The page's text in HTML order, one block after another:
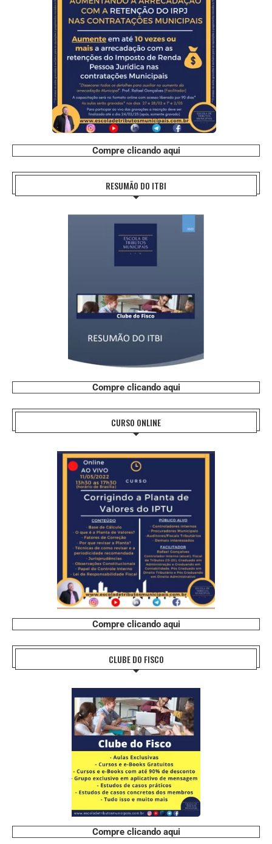
Compre clicando aqui
RESUMÃO DO ITBI
Compre clicando aqui
CURSO ONLINE
Compre clicando aqui
CLUBE DO FISCO
Compre clicando aqui